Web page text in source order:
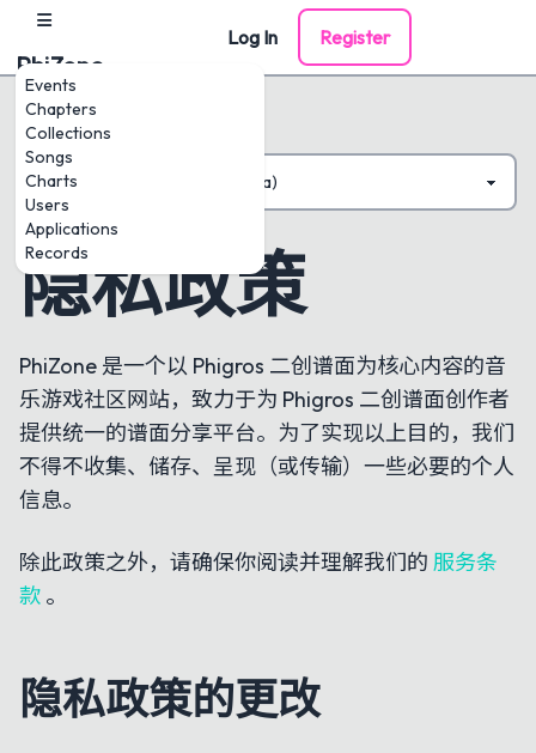
Events
Chapters
Collections
Songs
Charts
Users
Applications
Records
PhiZone
Log In Register
隐私政策
PhiZone 是一个以 Phigros 二创谱面为核心内容的音
乐游戏社区网站，致力于为 Phigros 二创谱面创作者
提供统一的谱面分享平台。为了实现以上目的，我们
不得不收集、储存、呈现（或传输）一些必要的个人
信息。
除此政策之外，请确保你阅读并理解我们的 服务条
款 。
隐私政策的更改